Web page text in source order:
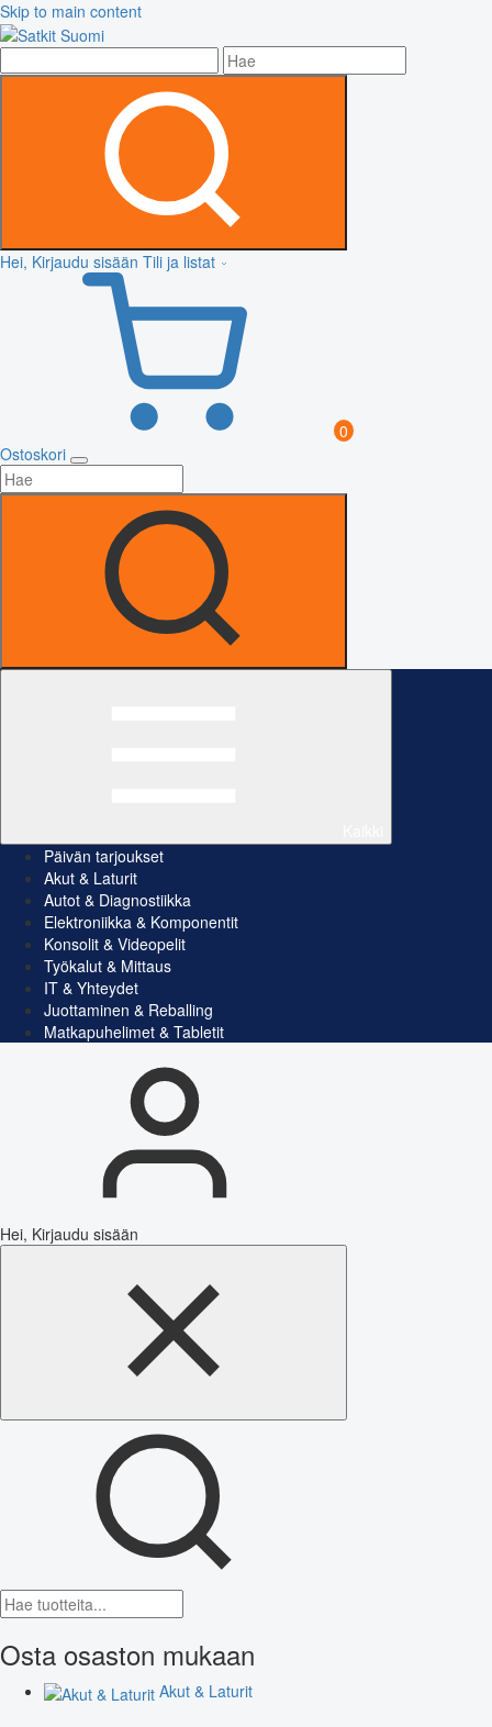
Skip to main content
Hei, Kirjaudu sisään Tili ja listat
0
Ostoskori
Päivän tarjoukset
Akut & Laturit
Autot & Diagnostiikka
Elektroniikka & Komponentit
Konsolit & Videopelit
Työkalut & Mittaus
IT & Yhteydet
Juottaminen & Reballing
Matkapuhelimet & Tabletit
Hei, Kirjaudu sisään
Osta osaston mukaan
Akut & Laturit